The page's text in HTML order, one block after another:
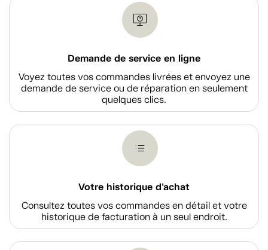
Demande de service en ligne
Voyez toutes vos commandes livrées et envoyez une
demande de service ou de réparation en seulement
quelques clics.
Votre historique d'achat
Consultez toutes vos commandes en détail et votre
historique de facturation à un seul endroit.